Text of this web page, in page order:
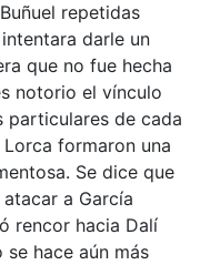
repetidas
darle un
que no fue hecha
notorio el vínculo
particulares de cada
formaron una
Se dice que
a García
rencor hacia Dalí
hace aún más